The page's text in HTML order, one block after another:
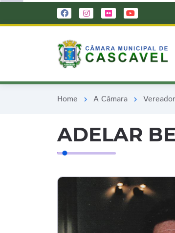
Home chevron_right A Câmara chevron_right
ADELAR